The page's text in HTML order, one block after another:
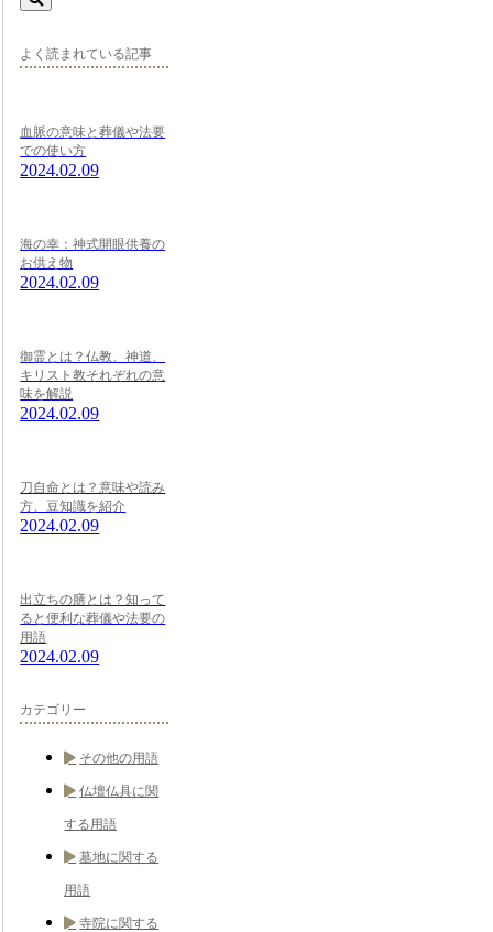
よく読まれている記事
血脈の意味と葬儀や法要
での使い方
2024.02.09
海の幸：神式開眼供養の
お供え物
2024.02.09
御霊とは？仏教、神道、
キリスト教それぞれの意
味を解説
2024.02.09
刀自命とは？意味や読み
方、豆知識を紹介
2024.02.09
出立ちの膳とは？知って
ると便利な葬儀や法要の
用語
2024.02.09
カテゴリー
その他の用語
仏壇仏具に関
する用語
墓地に関する
用語
寺院に関する